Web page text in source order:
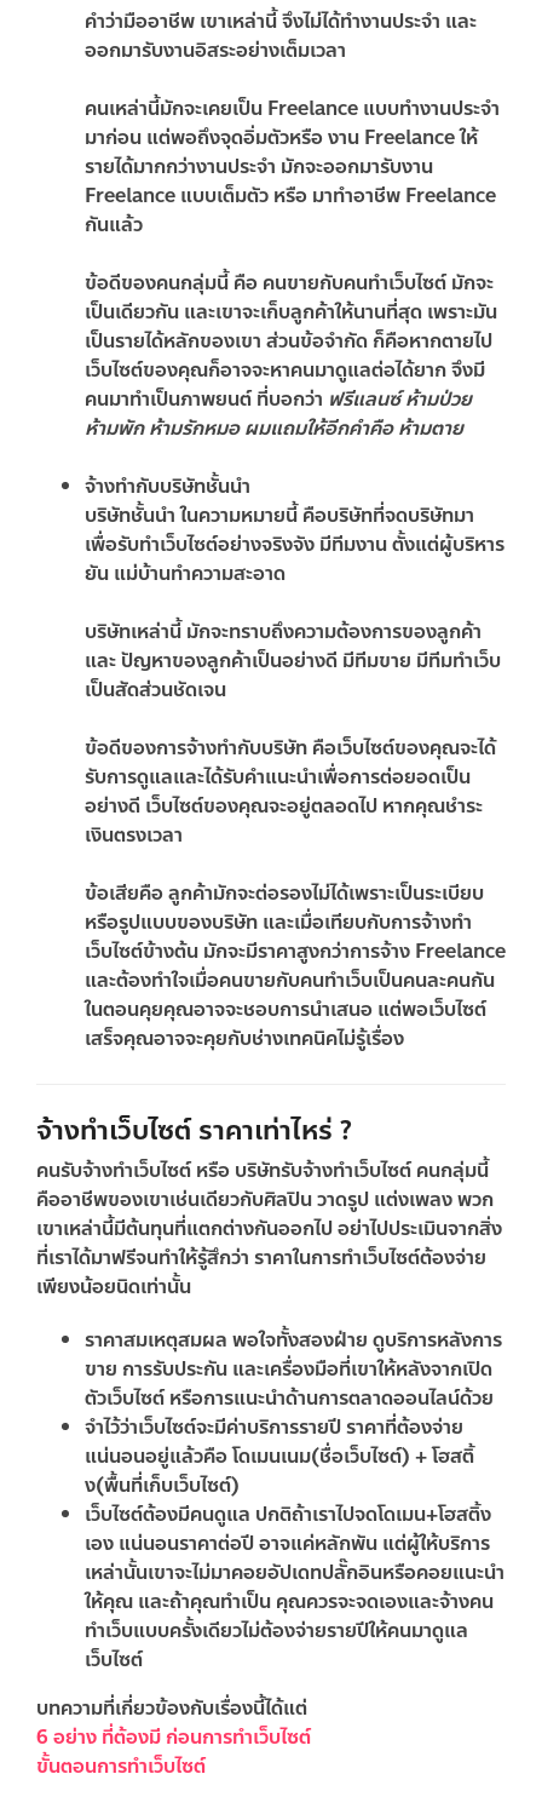
คำว่ามืออาชีพ เขาเหล่านี้ จึงไม่ได้ทำงานประจำ และ
ออกมารับงานอิสระอย่างเต็มเวลา
คนเหล่านี้มักจะเคยเป็น Freelance แบบทำงานประจำ
มาก่อน แต่พอถึงจุดอิ่มตัวหรือ งาน Freelance ให้
รายได้มากกว่างานประจำ มักจะออกมารับงาน
Freelance แบบเต็มตัว หรือ มาทำอาชีพ Freelance
กันแล้ว
ข้อดีของคนกลุ่มนี้ คือ คนขายกับคนทำเว็บไซต์ มักจะ
เป็นเดียวกัน และเขาจะเก็บลูกค้าให้นานที่สุด เพราะมัน
เป็นรายได้หลักของเขา ส่วนข้อจำกัด ก็คือหากตายไป
เว็บไซต์ของคุณก็อาจจะหาคนมาดูแลต่อได้ยาก จึงมี
คนมาทำเป็นภาพยนต์ ที่บอกว่า ฟรีแลนซ์ ห้ามป่วย
ห้ามพัก ห้ามรักหมอ ผมแถมให้อีกคำคือ ห้ามตาย
จ้างทำกับบริษัทชั้นนำ
บริษัทชั้นนำ ในความหมายนี้ คือบริษัทที่จดบริษัทมา
เพื่อรับทำเว็บไซต์อย่างจริงจัง มีทีมงาน ตั้งแต่ผู้บริหาร
ยัน แม่บ้านทำความสะอาด
บริษัทเหล่านี้ มักจะทราบถึงความต้องการของลูกค้า
และ ปัญหาของลูกค้าเป็นอย่างดี มีทีมขาย มีทีมทำเว็บ
เป็นสัดส่วนชัดเจน
ข้อดีของการจ้างทำกับบริษัท คือเว็บไซต์ของคุณจะได้
รับการดูแลและได้รับคำแนะนำเพื่อการต่อยอดเป็น
อย่างดี เว็บไซต์ของคุณจะอยู่ตลอดไป หากคุณชำระ
เงินตรงเวลา
ข้อเสียคือ ลูกค้ามักจะต่อรองไม่ได้เพราะเป็นระเบียบ
หรือรูปแบบของบริษัท และเมื่อเทียบกับการจ้างทำ
เว็บไซต์ข้างต้น มักจะมีราคาสูงกว่าการจ้าง Freelance
และต้องทำใจเมื่อคนขายกับคนทำเว็บเป็นคนละคนกัน
ในตอนคุยคุณอาจจะชอบการนำเสนอ แต่พอเว็บไซต์
เสร็จคุณอาจจะคุยกับช่างเทคนิคไม่รู้เรื่อง
จ้างทำเว็บไซต์ ราคาเท่าไหร่ ?
คนรับจ้างทำเว็บไซต์ หรือ บริษัทรับจ้างทำเว็บไซต์ คนกลุ่มนี้
คืออาชีพของเขาเช่นเดียวกับศิลปิน วาดรูป แต่งเพลง พวก
เขาเหล่านี้มีต้นทุนที่แตกต่างกันออกไป อย่าไปประเมินจากสิ่ง
ที่เราได้มาฟรีจนทำให้รู้สึกว่า ราคาในการทำเว็บไซต์ต้องจ่าย
เพียงน้อยนิดเท่านั้น
ราคาสมเหตุสมผล พอใจทั้งสองฝ่าย ดูบริการหลังการ
ขาย การรับประกัน และเครื่องมือที่เขาให้หลังจากเปิด
ตัวเว็บไซต์ หรือการแนะนำด้านการตลาดออนไลน์ด้วย
จำไว้ว่าเว็บไซต์จะมีค่าบริการรายปี ราคาที่ต้องจ่าย
แน่นอนอยู่แล้วคือ โดเมนเนม(ชื่อเว็บไซต์) + โฮสติ้
ง(พื้นที่เก็บเว็บไซต์)
เว็บไซต์ต้องมีคนดูแล ปกติถ้าเราไปจดโดเมน+โฮสติ้ง
เอง แน่นอนราคาต่อปี อาจแค่หลักพัน แต่ผู้ให้บริการ
เหล่านั้นเขาจะไม่มาคอยอัปเดทปลั๊กอินหรือคอยแนะนำ
ให้คุณ และถ้าคุณทำเป็น คุณควรจะจดเองและจ้างคน
ทำเว็บแบบครั้งเดียวไม่ต้องจ่ายรายปีให้คนมาดูแล
เว็บไซต์
บทความที่เกี่ยวข้องกับเรื่องนี้ได้แต่
6 อย่าง ที่ต้องมี ก่อนการทำเว็บไซต์
ขั้นตอนการทำเว็บไซต์